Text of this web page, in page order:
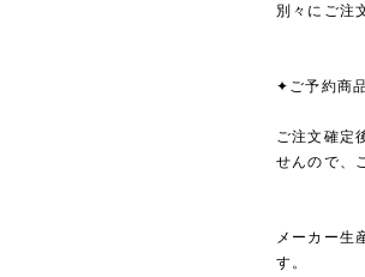
別々にご注
✦ご予約商
ご注文確定
せんので、
メーカー生
す。